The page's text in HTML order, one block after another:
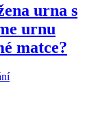
urna s
urnu
matce?